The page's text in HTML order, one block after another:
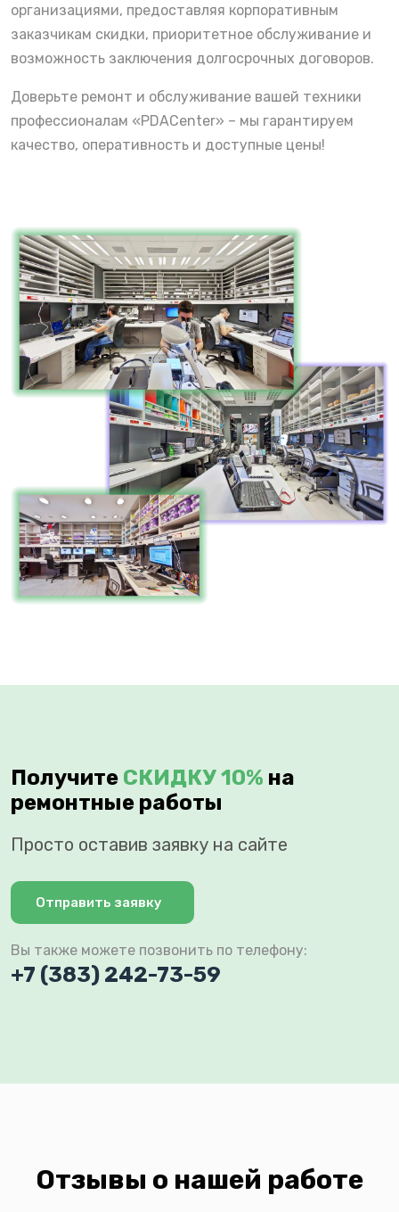
организациями, предоставляя корпоративным
заказчикам скидки, приоритетное обслуживание и
возможность заключения долгосрочных договоров.
Доверьте ремонт и обслуживание вашей техники
профессионалам «PDACenter» – мы гарантируем
качество, оперативность и доступные цены!
Получите СКИДКУ 10% на
ремонтные работы
Просто оставив заявку на сайте
Отправить заявку
Вы также можете позвонить по телефону:
+7 (383) 242-73-59
Отзывы о нашей работе